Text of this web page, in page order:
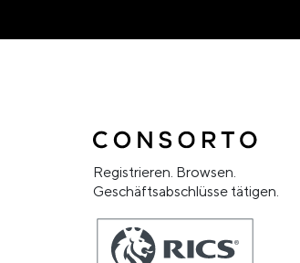
Registrieren. Browsen.
Geschäftsabschlüsse tätigen.